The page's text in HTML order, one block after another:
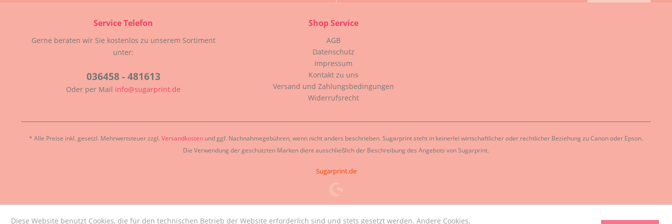
Service Telefon
Gerne beraten wir Sie kostenlos zu unserem Sortiment
unter:
036458 - 481613
Oder per Mail info@sugarprint.de
Shop Service
AGB
Datenschutz
Impressum
Kontakt zu uns
Versand und Zahlungsbedingungen
Widerrufsrecht
* Alle Preise inkl. gesetzl. Mehrwertsteuer zzgl. Versandkosten und ggf. Nachnahmegebühren, wenn nicht anders beschrieben. Sugarprint steht in keinerlei wirtschaftlicher oder rechtlicher Beziehung zu Canon oder Epson.
Die Verwendung der geschützten Marken dient ausschließlich der Beschreibung des Angebots von Sugarprint.
Sugarprint.de
Diese Website benutzt Cookies, die für den technischen Betrieb der Website erforderlich sind und stets gesetzt werden. Andere Cookies,